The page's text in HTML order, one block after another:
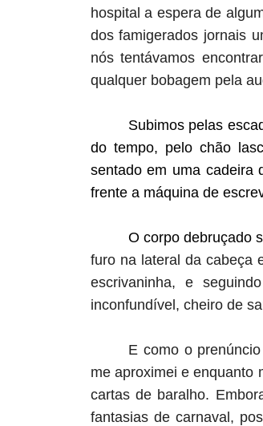
hospital a espera de
dos famigerados jornais
nós tentávamos
qualquer bobagem pela
Subimos pelas
do tempo, pelo chão
sentado em uma cadeira
frente a máquina de
O corpo debruçado
furo na lateral da cabeça
escrivaninha, e
inconfundível, cheiro de
E como o
me aproximei e enquanto
cartas de baralho.
fantasias de carnaval,